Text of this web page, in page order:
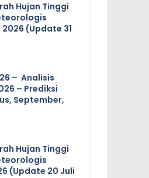
Hujan Tinggi
(Update 31
– Analisis
– Prediksi
September,
Hujan Tinggi
(Update 20 Juli